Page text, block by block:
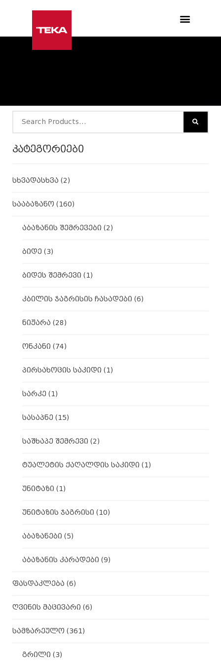
კატეგორიები
სხვადასხვა (2)
სააბაზანო (160)
აბაზანის შემრევები (2)
ბიდე (3)
ბიდეს შემრევი (1)
კბილის ჯაგრისის ჩასადები (6)
ნიჟარა (28)
ონკანი (74)
პირსახოცის საკიდი (1)
სარკე (1)
სასაპნე (15)
საშხაპე შემრევი (2)
ტუალეტის ქაღალდის საკიდი (1)
უნიტაზი (1)
უნიტაზის ჯაგრისი (10)
აბაზანები (5)
აბაზანის კარადები (9)
ფასდაკლება (6)
ღვინის მაცივარი (6)
სამზარეულო (361)
გრილი (3)